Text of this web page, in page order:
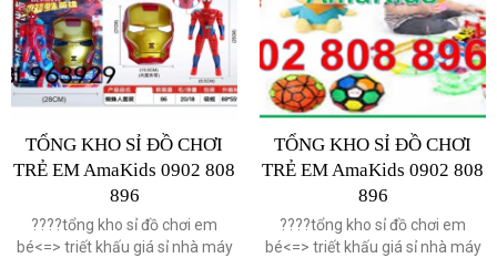
TỔNG KHO SỈ ĐỒ CHƠI
TRẺ EM AmaKids 0902 808
896
????️tổng kho sỉ đồ chơi em
bé<=> triết khấu giá sỉ nhà máy
TỔNG KHO SỈ ĐỒ CHƠI
TRẺ EM AmaKids 0902 808
896
????tổng kho sỉ đồ chơi em
bé<=> triết khấu giá sỉ nhà máy